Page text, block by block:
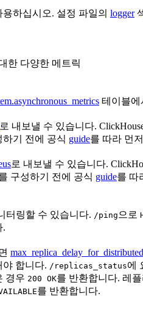
하십시오. 설정 파일의 logger
한 다양한 메트릭
테이블에
로 내보낼 수 있습니다.
기 전에 공식 guide를 따라 먼
로 내보낼 수 있습니다.
구성하기 전에 공식 guide를 따
터링할 수 있습니다. /ping 으로
.
야 합니다. /replicas_status에
경우 200 OK를 반환합니다. 레
를 반환합니다.